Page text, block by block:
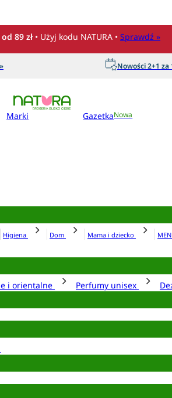
89 zł • Użyj kodu NATURA • Sprawdź »
Nowości 2+1 za
Marki GazetkaNowa
Higiena Dom Mama i dziecko MEN
i orientalne Perfumy unisex